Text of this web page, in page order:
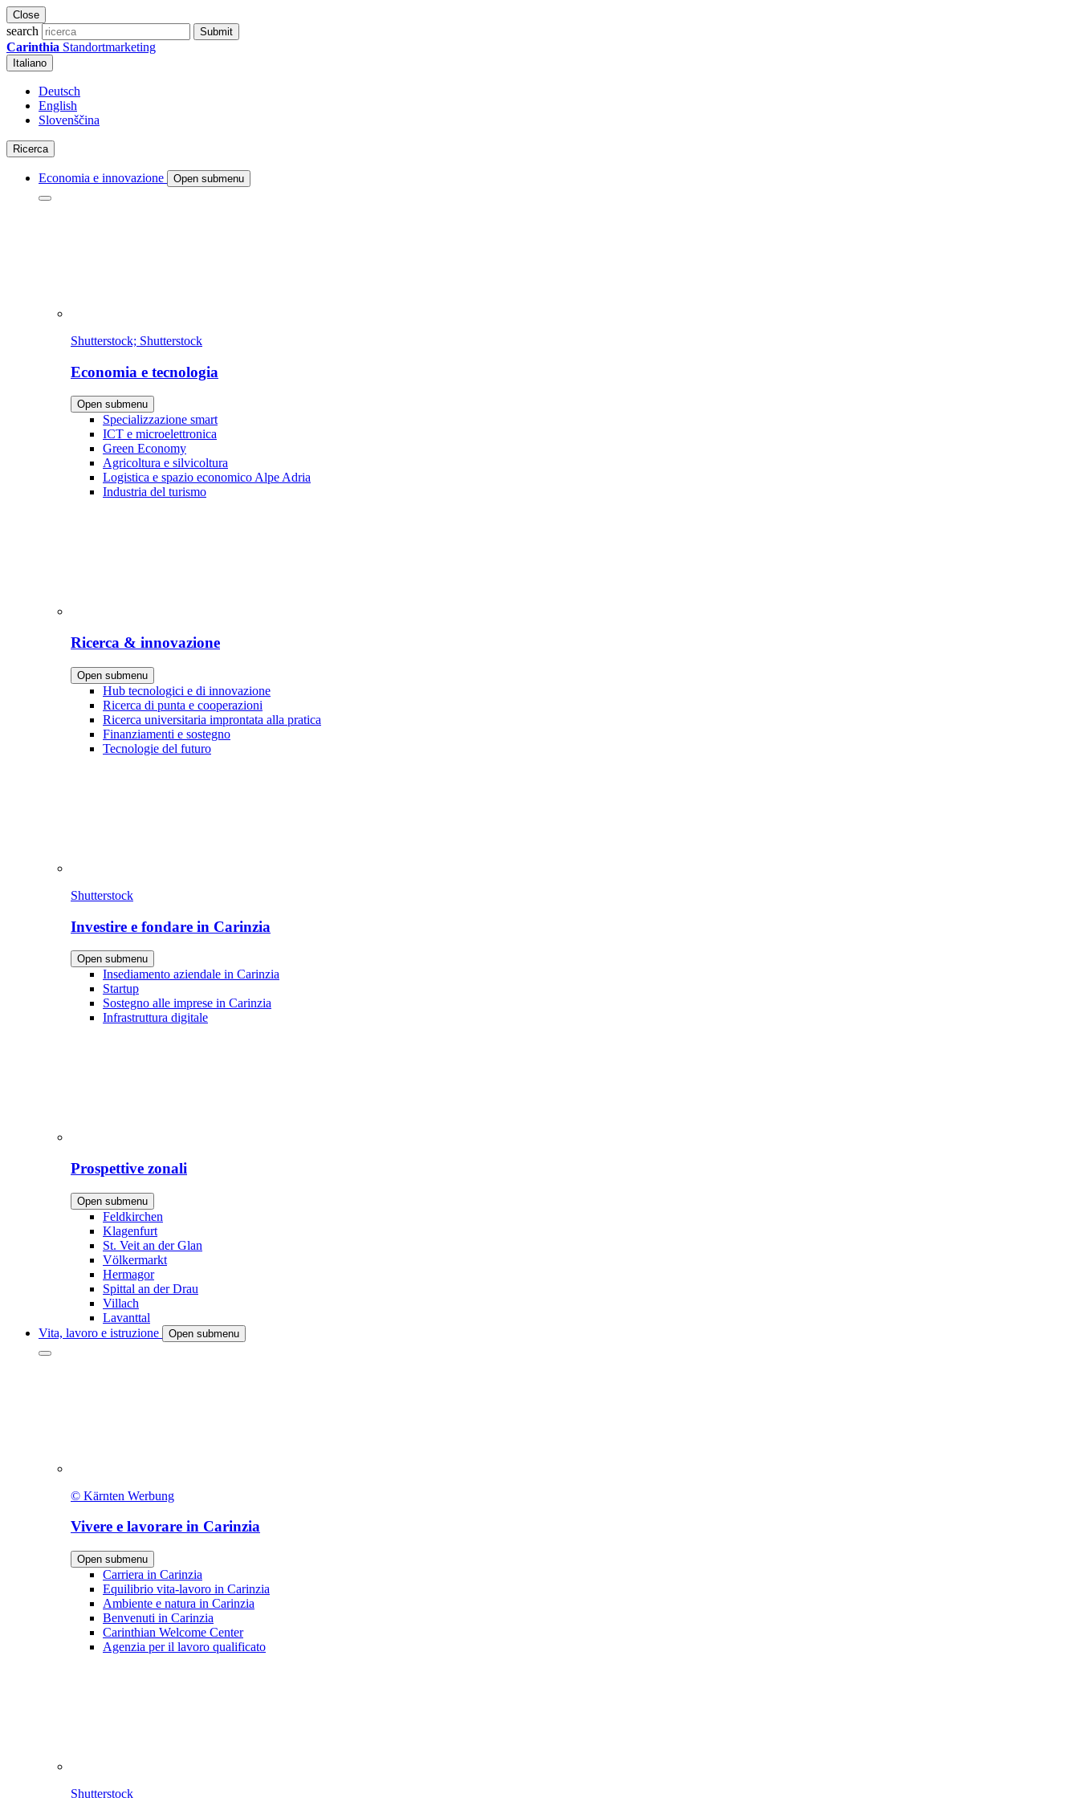
Close
search Submit
Carinthia Standortmarketing
Italiano
Deutsch
English
Slovenščina
Ricerca
Economia e innovazione Open submenu
Shutterstock; Shutterstock
Economia e tecnologia
Open submenu
Specializzazione smart
ICT e microelettronica
Green Economy
Agricoltura e silvicoltura
Logistica e spazio economico Alpe Adria
Industria del turismo
Ricerca & innovazione
Open submenu
Hub tecnologici e di innovazione
Ricerca di punta e cooperazioni
Ricerca universitaria improntata alla pratica
Finanziamenti e sostegno
Tecnologie del futuro
Shutterstock
Investire e fondare in Carinzia
Open submenu
Insediamento aziendale in Carinzia
Startup
Sostegno alle imprese in Carinzia
Infrastruttura digitale
Prospettive zonali
Open submenu
Feldkirchen
Klagenfurt
St. Veit an der Glan
Völkermarkt
Hermagor
Spittal an der Drau
Villach
Lavanttal
Vita, lavoro e istruzione
Open submenu
© Kärnten Werbung
Vivere e lavorare in Carinzia
Open submenu
Carriera in Carinzia
Equilibrio vita-lavoro in Carinzia
Ambiente e natura in Carinzia
Benvenuti in Carinzia
Carinthian Welcome Center
Agenzia per il lavoro qualificato
Shutterstock